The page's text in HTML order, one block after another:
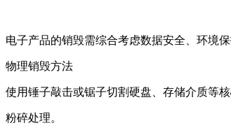
电子产品的销毁需综合考虑数据安全、环境
‌物理销毁方法‌
使用锤子敲击或锯子切割硬盘、存储介质等
‌粉碎处理‌。